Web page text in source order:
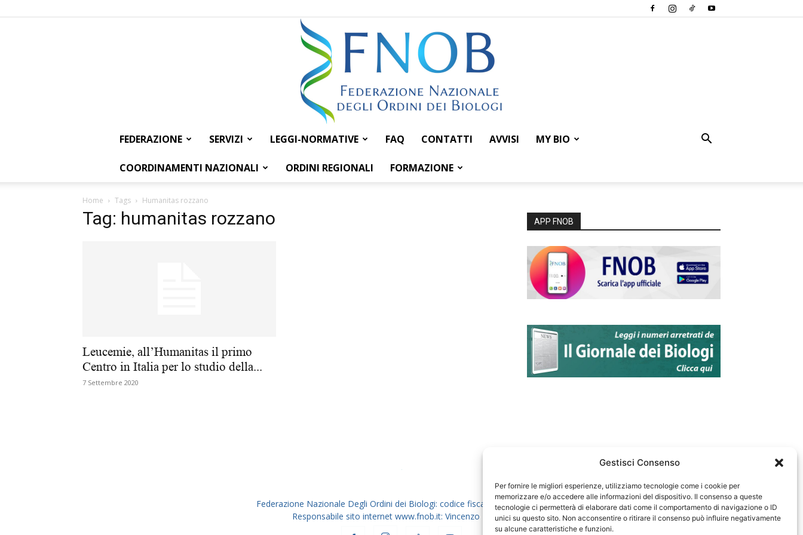
Gestisci Consenso
Per fornire le migliori esperienze, utilizziamo tecnologie come i cookie per
memorizzare e/o accedere alle informazioni del dispositivo. Il consenso a queste
tecnologie ci permetterà di elaborare dati come il comportamento di navigazione o ID
unici su questo sito. Non acconsentire o ritirare il consenso può influire negativamente
su alcune caratteristiche e funzioni.
Federazione
dei
FEDERAZIONE SERVIZI LEGGI-NORMATIVE FAQ CONTATTI AVVISI MY BIO
COORDINAMENTI NAZIONALI ORDINI REGIONALI FORMAZIONE
Home Tags Humanitas rozzano
Tag: humanitas rozzano
Leucemie, all’Humanitas il primo
Centro in Italia per lo studio della...
7 Settembre 2020
APP FNOB
Federazione Nazionale Degli Ordini dei Biologi: codice fiscale 80069130583
Responsabile sito internet www.fnob.it: Vincenzo D'Anna